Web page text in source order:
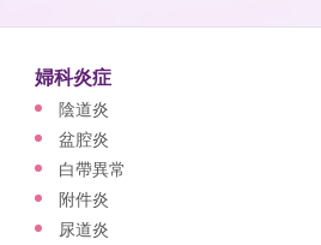
婦科炎症
陰道炎
盆腔炎
白帶異常
附件炎
尿道炎